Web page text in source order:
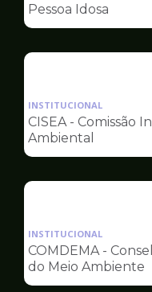
Pessoa Idosa
INSTITUCIONAL
CISEA - Comissão
Ambiental
INSTITUCIONAL
COMDEMA -
do Meio Ambiente